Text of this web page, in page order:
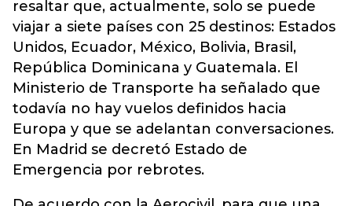
resaltar que, actualmente, solo se puede
viajar a siete países con 25 destinos: Estados
Unidos, Ecuador, México, Bolivia, Brasil,
República Dominicana y Guatemala. El
Ministerio de Transporte ha señalado que
todavía no hay vuelos definidos hacia
Europa y que se adelantan conversaciones.
En Madrid se decretó Estado de
Emergencia por rebrotes.